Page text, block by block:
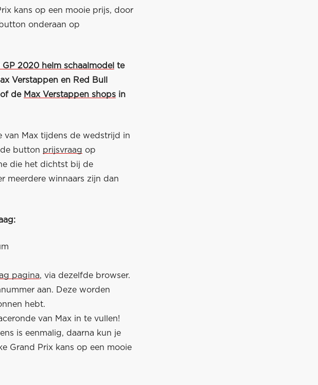
kans op een mooie prijs, door
onderaan op
GP 2020 helm schaalmodel te
Verstappen en Red Bull
of de Max Verstappen shops in
van Max tijdens de wedstrijd in
button prijsvraag op
die het dichtst bij de
meerdere winnaars zijn dan
pagina, via dezelfde browser.
aan. Deze worden
hebt.
van Max in te vullen!
is eenmalig, daarna kun je
Grand Prix kans op een mooie